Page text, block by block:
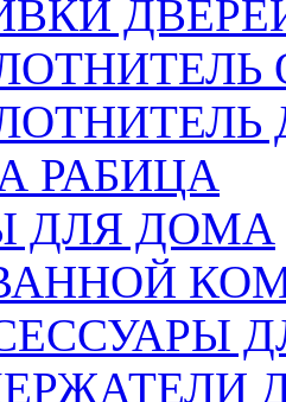
РАБИЦА
ДЛЯ ДОМА